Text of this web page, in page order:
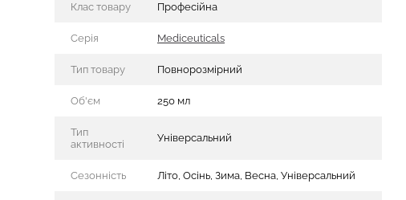
Клас товару Професійна
Серія Mediceuticals
Тип товару Повнорозмірний
Об'єм 250 мл
Тип
активності
Універсальний
Сезонність Літо, Осінь, Зима, Весна, Універсальний